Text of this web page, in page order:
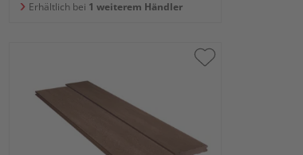
Erhältlich bei 1 weiterem Händler